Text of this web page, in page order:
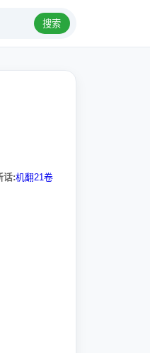
搜索
话:机翻21卷